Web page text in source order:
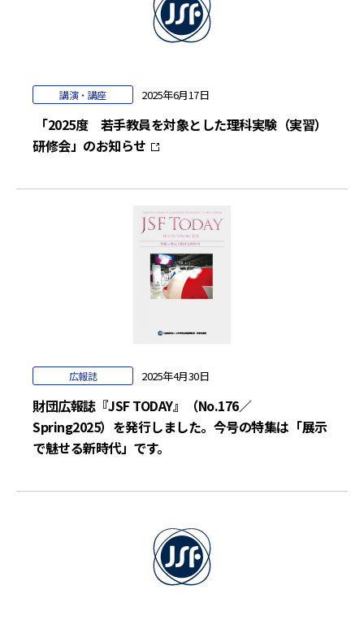
2025年6月17日
講演・講座
「2025度 若手教員を対象とした理科実験（実習）
研修会」のお知らせ
2025年4月30日
広報誌
財団広報誌『JSF TODAY』（No.176／
Spring2025）を発行しました。今号の特集は「展示
で魅せる新時代」です。